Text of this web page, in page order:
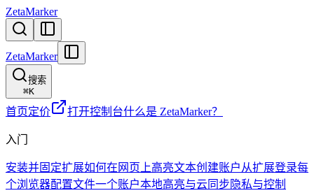
ZetaMarker
ZetaMarker
搜索
⌘K
首页定价 打开控制台什么是 ZetaMarker？
入门
安装并固定扩展如何在网页上高亮文本创建账户 从扩展登录每
个浏览器配置文件一个账户本地高亮与云同步 隐私与控制